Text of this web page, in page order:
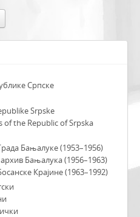
Српске
Srpske
of the Republic of Srpska
Бањалуке (1953–1956)
Бањалука (1956–1963)
Крајине (1963–1992)